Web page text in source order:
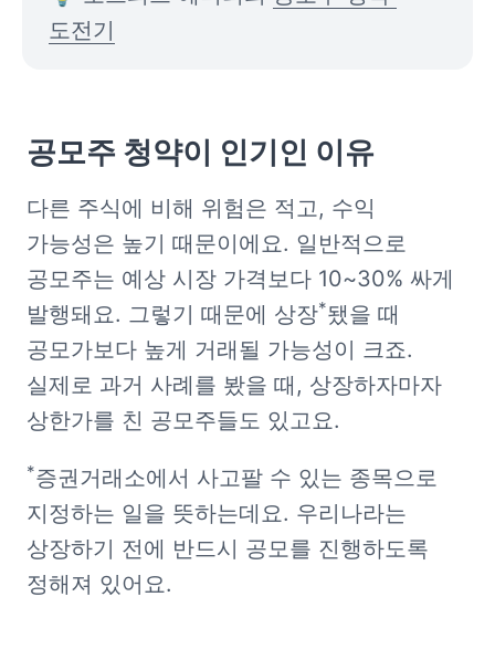
도전기
공모주 청약이 인기인 이유
다른 주식에 비해 위험은 적고, 수익
가능성은 높기 때문이에요. 일반적으로
공모주는 예상 시장 가격보다 10~30% 싸게
발행돼요. 그렇기 때문에 상장*됐을 때
공모가보다 높게 거래될 가능성이 크죠.
실제로 과거 사례를 봤을 때, 상장하자마자
상한가를 친 공모주들도 있고요.
*증권거래소에서 사고팔 수 있는 종목으로
지정하는 일을 뜻하는데요. 우리나라는
상장하기 전에 반드시 공모를 진행하도록
정해져 있어요.